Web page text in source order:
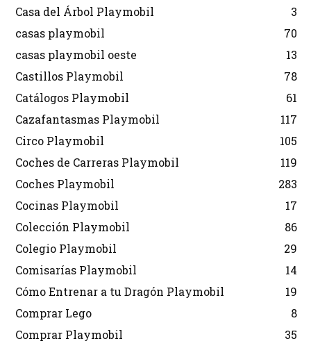
Casa del Árbol Playmobil
3
casas playmobil
70
casas playmobil oeste
13
Castillos Playmobil
78
Catálogos Playmobil
61
Cazafantasmas Playmobil
117
Circo Playmobil
105
Coches de Carreras Playmobil
119
Coches Playmobil
283
Cocinas Playmobil
17
Colección Playmobil
86
Colegio Playmobil
29
Comisarías Playmobil
14
Cómo Entrenar a tu Dragón Playmobil
19
Comprar Lego
8
Comprar Playmobil
35